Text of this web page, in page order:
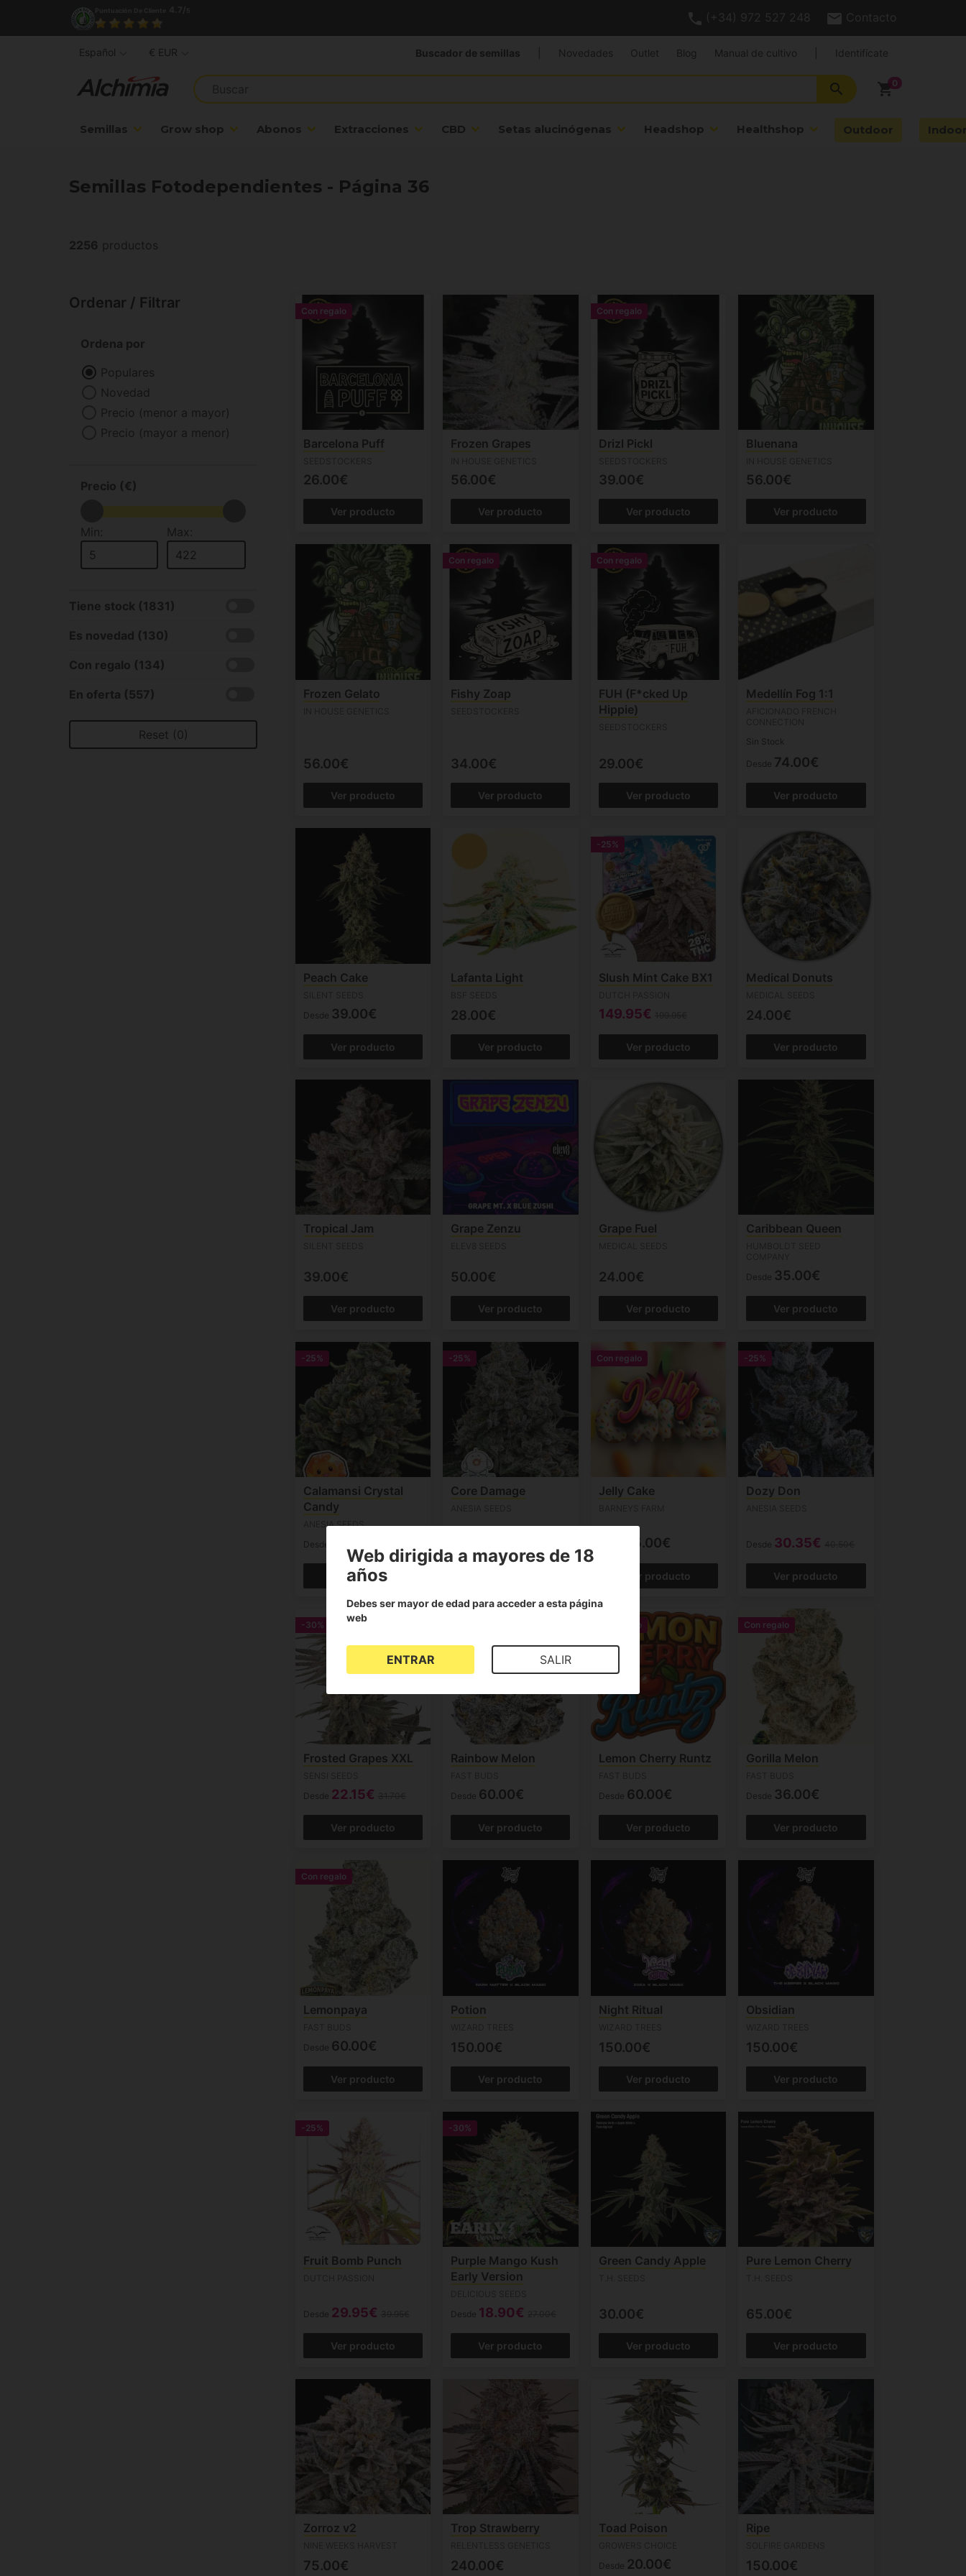
(+34) 972 527 248 Contacto
shopping_cart
search
Semillas Grow shop Abonos Extracciones CBD Setas alucinógenas Headshop Healthshop Outdoor
Buscador de semillas Novedades Outlet Blog Manual de cultivo Identifícate
Español € EUR
Semillas Fotodependientes - Página 36
2256 productos
Ordenar / Filtrar
Ordena por
Populares
Novedad
Precio (menor a mayor)
Precio (mayor a menor)
Precio (€)
Min: Max:
Tiene stock (1831)
Es novedad (130)
Con regalo (134)
En oferta (557)
Reset (0)
Con regalo
Barcelona Puff
26.00€
Ver producto
Frozen Grapes
56.00€
Ver producto
Con regalo
Drizl Pickl
39.00€
Ver producto
Bluenana
56.00€
Ver producto
Frozen Gelato
56.00€
Ver producto
Con regalo
Fishy Zoap
34.00€
Ver producto
Con regalo
FUH (F*cked Up
Hippie)
29.00€
Ver producto
Medellín Fog 1:1
Sin Stock
Desde 74.00€
Ver producto
Peach Cake
Desde 39.00€
Ver producto
Lafanta Light
28.00€
Ver producto
-25%
Slush Mint Cake BX1
149.95€
Ver producto
Medical Donuts
24.00€
Ver producto
Tropical Jam
39.00€
Ver producto
Grape Zenzu
50.00€
Ver producto
Grape Fuel
24.00€
Ver producto
Caribbean Queen
Desde 35.00€
Ver producto
-25%
Calamansi Crystal
Candy
ANESIA SEEDS
Desde
Ver producto
-25%
Core Damage
Con regalo
Jelly Cake
15.00€
Ver producto
-25%
Dozy Don
Desde 30.35€
Ver producto
-30%
Frosted Grapes XXL
Desde 22.15€
Ver producto
Rainbow Melon
Desde 60.00€
Ver producto
Con regalo
Lemon Cherry Runtz
Desde 60.00€
Ver producto
Con regalo
Gorilla Melon
Desde 36.00€
Ver producto
Con regalo
Lemonpaya
Desde 60.00€
Ver producto
Potion
150.00€
Ver producto
Night Ritual
150.00€
Ver producto
Obsidian
150.00€
Ver producto
-25%
Fruit Bomb Punch
Desde 29.95€
Ver producto
-30%
Purple Mango Kush
Early Version
Desde 18.90€
Ver producto
Green Candy Apple
30.00€
Ver producto
Pure Lemon Cherry
65.00€
Ver producto
Zorroz v2
75.00€
Trop Strawberry
240.00€
Toad Poison
Desde 20.00€
Ripe
150.00€
Web dirigida a mayores de 18
años
Debes ser mayor de edad para acceder a esta página
web
ENTRAR SALIR